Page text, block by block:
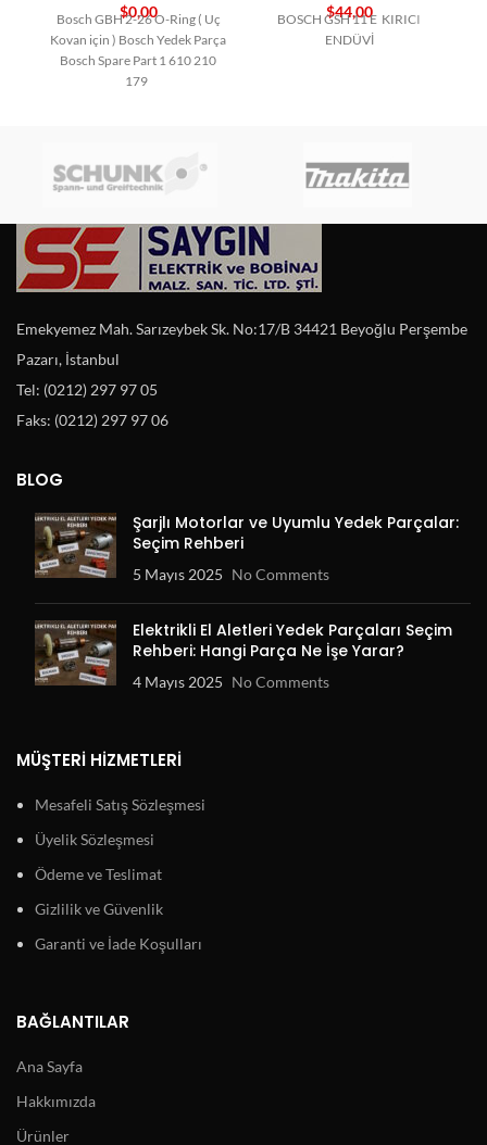
$0,00
Bosch GBH 2-26 O-Ring ( Uç
Kovan için ) Bosch Yedek Parça
Bosch Spare Part 1 610 210
179
$44,00
BOSCH GSH 11 E KIRICI
ENDÜVİ
Emekyemez Mah. Sarızeybek Sk. No:17/B 34421 Beyoğlu Perşembe
Pazarı, İstanbul
Tel: (0212) 297 97 05
Faks: (0212) 297 97 06
BLOG
Şarjlı Motorlar ve Uyumlu Yedek Parçalar:
Seçim Rehberi
5 Mayıs 2025 No Comments
Elektrikli El Aletleri Yedek Parçaları Seçim
Rehberi: Hangi Parça Ne İşe Yarar?
4 Mayıs 2025 No Comments
MÜŞTERI HIZMETLERI
Mesafeli Satış Sözleşmesi
Üyelik Sözleşmesi
Ödeme ve Teslimat
Gizlilik ve Güvenlik
Garanti ve İade Koşulları
BAĞLANTILAR
Ana Sayfa
Hakkımızda
Ürünler